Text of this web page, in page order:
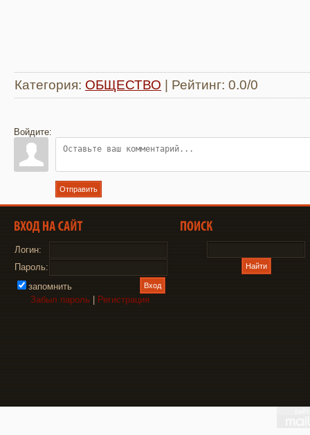
Категория: ОБЩЕСТВО Рейтинг: 0.0/0
Войдите:
Отправить
Логин:
Пароль:
запомнить
Забыл пароль
Регистрация